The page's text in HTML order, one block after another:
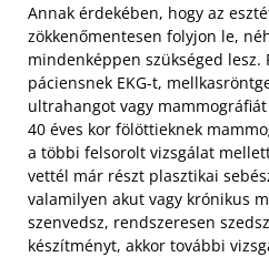
Annak érdekében, hogy az
zökkenőmentesen folyjon le,
mindenképpen szükséged lesz.
páciensnek EKG-t,
ultrahangot vagy
40 éves kor fölöttieknek
a többi felsorolt vizsgálat
vettél már részt plasztikai
valamilyen akut vagy krónikus
szenvedsz, rendszeresen
készítményt, akkor további